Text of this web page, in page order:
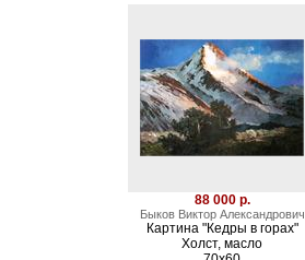
88 000 р.
Быков Виктор Александрович
Картина "Кедры в горах"
Холст, масло